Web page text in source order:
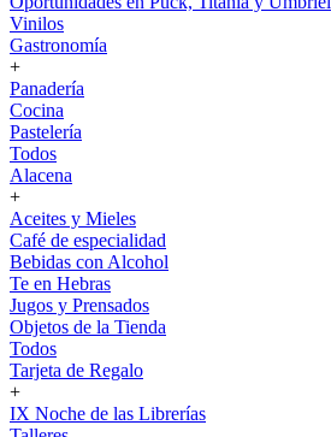
Vinilos
Gastronomía
+
Panadería
Cocina
Pastelería
Todos
Alacena
+
Aceites y Mieles
Café de especialidad
Bebidas con Alcohol
Te en Hebras
Jugos y Prensados
Objetos de la Tienda
Todos
Tarjeta de Regalo
+
IX Noche de las Librerías